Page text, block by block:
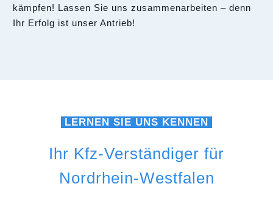
kämpfen! Lassen Sie uns zusammenarbeiten – denn
Ihr Erfolg ist unser Antrieb!
LERNEN SIE UNS KENNEN
Ihr Kfz-Verständiger für
Nordrhein-Westfalen